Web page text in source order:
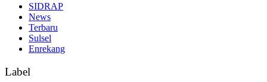
SIDRAP
News
Terbaru
Sulsel
Enrekang
Label